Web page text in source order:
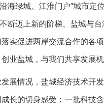
海绿城、江淮门户”城市
断迈上新的阶梯。盐城与
实促进两岸交流合作的各
业盐城，与我们共享发展
展情况，盐城经济技术开
长的切身感受；一批科技